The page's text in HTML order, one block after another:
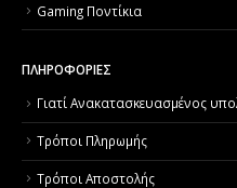
Gaming Ποντίκια
ΠΛΗΡΟΦΟΡΙΕΣ
Γιατί Aνακατασκευασμένος
Τρόποι Πληρωμής
Τρόποι Αποστολής